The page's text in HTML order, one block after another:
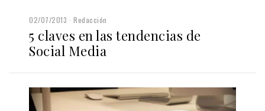
02/07/2013 Redacción
5 claves en las tendencias de
Social Media